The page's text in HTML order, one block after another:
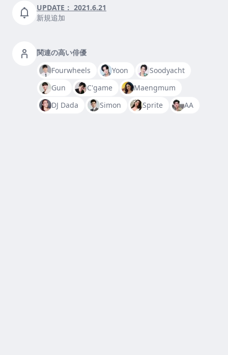
UPDATE： 2021.6.21
新規追加
関連の高い俳優
Fourwheels
Yoon
Soodyacht
Gun
C'game
Maengmum
DJ Dada
Simon Sprite AA